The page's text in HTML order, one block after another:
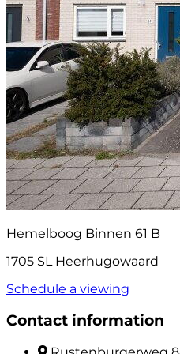
Hemelboog Binnen 61 B
1705 SL Heerhugowaard
Schedule a viewing
Contact information